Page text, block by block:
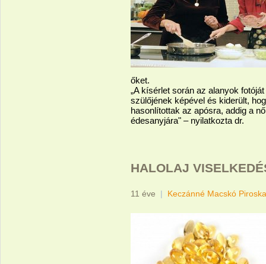
őket.
„A kísérlet során az alanyok
szülőjének képével és kiderült,
hasonlítottak az apósra, addig a
édesanyjára" – nyilatkozta dr.
HALOLAJ
11 éve | Keczánné Macskó Piroska